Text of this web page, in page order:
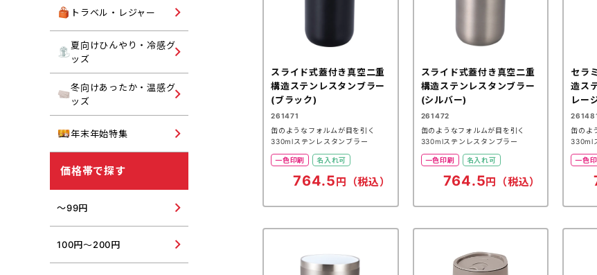
スライド式蓋付き真空二重
構造ステンレスタンブラー
(ブラック)
261471
缶のようなフォルムが目を引く
330mlステンレスタンブラー
一色印刷 名入れ可
764.5 円（税込）
スライド式蓋付き真空二重
構造ステンレスタンブラー
(シルバー)
261472
缶のようなフォルムが目を引く
330mlステンレスタンブラー
一色印刷 名入れ可
764.5 円（税込）
セラ
造ス
レー
缶のよ
330ml
一色印
トラベル・レジャー
トラベルバッグ・レジャーバ
夏向けひんやり・冷感グ
ッズ
冬向けあったか・温感グ
ッズ
ネックウォーマー・ストール
USBウォーマー・USB加湿
年末年始特集 ご挨拶用タオル・ハンカチ
価格帯で探す
～99円
100円～200円